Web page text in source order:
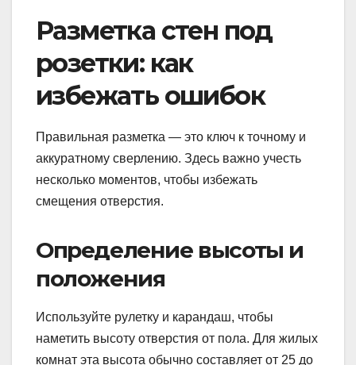
Разметка стен под
розетки: как
избежать ошибок
Правильная разметка — это ключ к точному и
аккуратному сверлению. Здесь важно учесть
несколько моментов, чтобы избежать
смещения отверстия.
Определение высоты и
положения
Используйте рулетку и карандаш, чтобы
наметить высоту отверстия от пола. Для жилых
комнат эта высота обычно составляет от 25 до